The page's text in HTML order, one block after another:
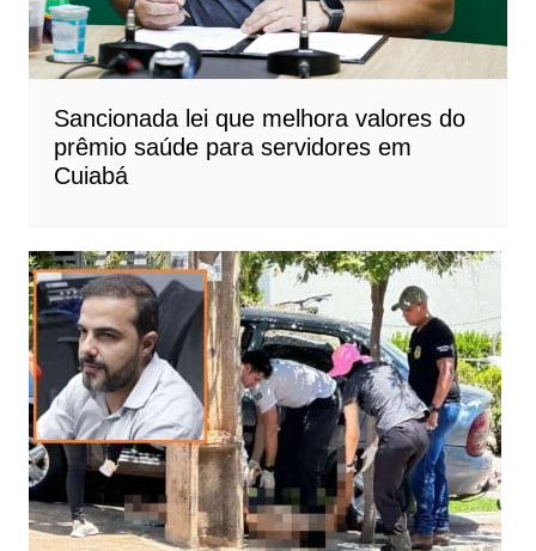
Sancionada lei que melhora valores do
prêmio saúde para servidores em
Cuiabá